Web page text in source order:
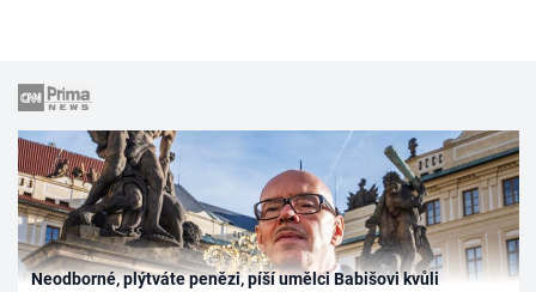
Neodborné, plýtváte penězi, píší umělci Babišovi kvůli